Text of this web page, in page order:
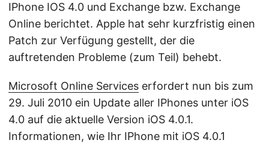
IPhone IOS 4.0 und Exchange bzw. Exchange
Online berichtet. Apple hat sehr kurzfristig einen
Patch zur Verfügung gestellt, der die
auftretenden Probleme (zum Teil) behebt.
Microsoft Online Services erfordert nun bis zum
29. Juli 2010 ein Update aller IPhones unter iOS
4.0 auf die aktuelle Version iOS 4.0.1.
Informationen, wie Ihr IPhone mit iOS 4.0.1